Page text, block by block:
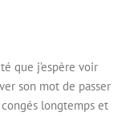
que j’espère voir
son mot de passer
longtemps et